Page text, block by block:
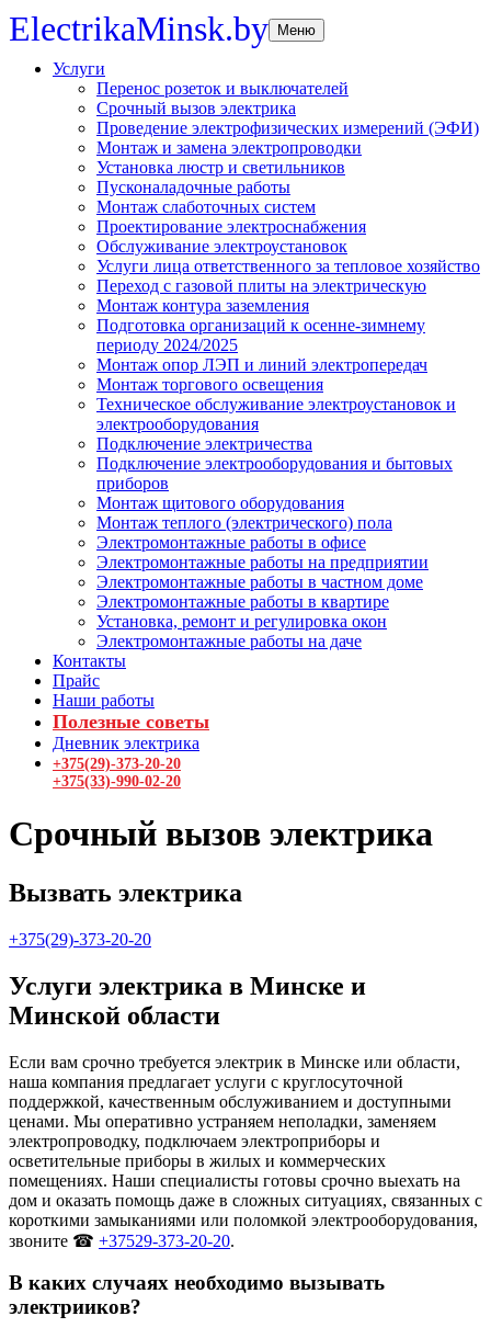
ElectrikaMinsk.by Меню
Услуги
Перенос розеток и выключателей
Срочный вызов электрика
Проведение электрофизических измерений (ЭФИ)
Монтаж и замена электропроводки
Установка люстр и светильников
Пусконаладочные работы
Монтаж слаботочных систем
Проектирование электроснабжения
Обслуживание электроустановок
Услуги лица ответственного за тепловое хозяйство
Переход с газовой плиты на электрическую
Монтаж контура заземления
Подготовка организаций к осенне-зимнему
периоду 2024/2025
Монтаж опор ЛЭП и линий электропередач
Монтаж торгового освещения
Техническое обслуживание электроустановок и
электрооборудования
Подключение электричества
Подключение электрооборудования и бытовых
приборов
Монтаж щитового оборудования
Монтаж теплого (электрического) пола
Электромонтажные работы в офисе
Электромонтажные работы на предприятии
Электромонтажные работы в частном доме
Электромонтажные работы в квартире
Установка, ремонт и регулировка окон
Электромонтажные работы на даче
Контакты
Прайс
Наши работы
Полезные советы
Дневник электрика
+375(29)-373-20-20
+375(33)-990-02-20
Срочный вызов электрика
Вызвать электрика
+375(29)-373-20-20
Услуги электрика в Минске и
Минской области
Если вам срочно требуется электрик в Минске или области,
наша компания предлагает услуги с круглосуточной
поддержкой, качественным обслуживанием и доступными
ценами. Мы оперативно устраняем неполадки, заменяем
электропроводку, подключаем электроприборы и
осветительные приборы в жилых и коммерческих
помещениях. Наши специалисты готовы срочно выехать на
дом и оказать помощь даже в сложных ситуациях, связанных с
короткими замыканиями или поломкой электрооборудования,
звоните ☎ +37529-373-20-20.
В каких случаях необходимо вызывать
электрииков?